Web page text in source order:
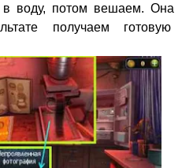
воду, потом вешаем. Она
получаем готовую